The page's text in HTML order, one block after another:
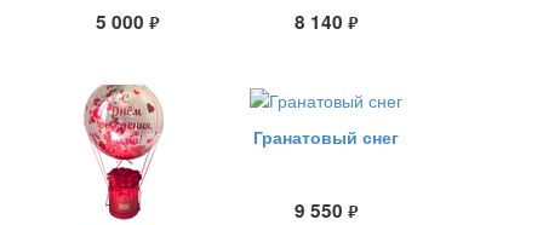
5 000 руб. 8 140 руб.
Гранатовый снег
9 550 руб.